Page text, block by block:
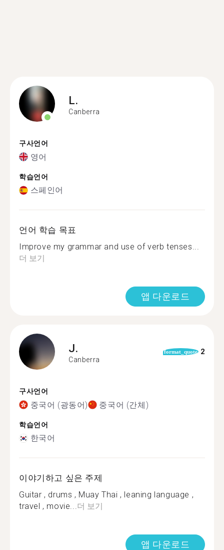
L.
Canberra
구사언어
영어
학습언어
스페인어
언어 학습 목표
Improve my grammar and use of verb tenses...
더 보기
앱 다운로드
J.
Canberra
format_quote 2
구사언어
중국어 (광동어) 중국어 (간체)
학습언어
한국어
이야기하고 싶은 주제
Guitar , drums , Muay Thai , leaning language ,
travel , movie...더 보기
앱 다운로드